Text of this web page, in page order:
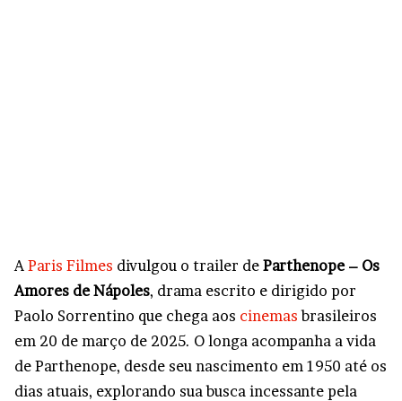
A Paris Filmes divulgou o trailer de Parthenope – Os
Amores de Nápoles, drama escrito e dirigido por
Paolo Sorrentino que chega aos cinemas brasileiros
em 20 de março de 2025. O longa acompanha a vida
de Parthenope, desde seu nascimento em 1950 até os
dias atuais, explorando sua busca incessante pela